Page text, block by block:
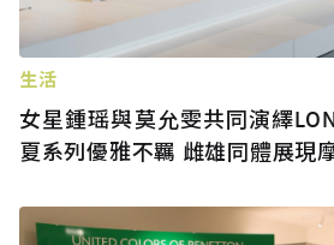
生活
女星鍾瑶與莫允雯共同演繹
夏系列優雅不羈 雌雄同體展現